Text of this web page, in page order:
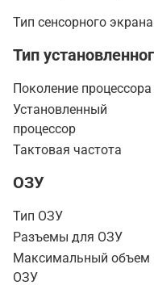
Тип сенсорного экрана
Тип
Поколение процессора
Установленный
процессор
Тактовая частота
ОЗУ
Тип ОЗУ
Разъемы для ОЗУ
Максимальный объем
ОЗУ